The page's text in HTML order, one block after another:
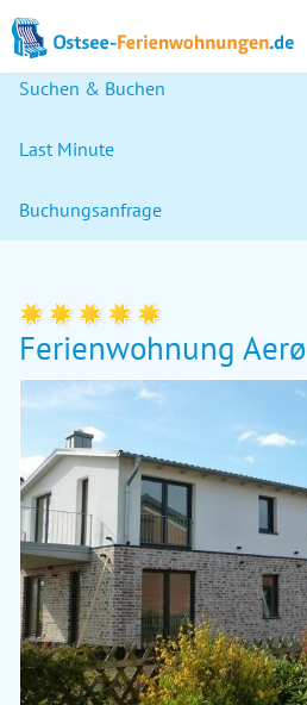
Suchen & Buchen
Last Minute
Buchungsanfrage
Ferienwohnung Aerø